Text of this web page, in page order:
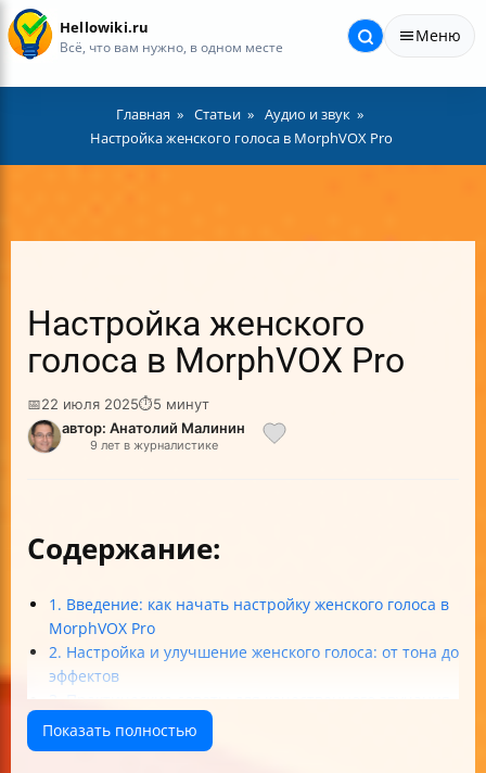
Hellowiki.ru
Всё, что вам нужно, в одном месте
Меню
Главная Статьи
Аудио и звук
Настройка женского голоса в MorphVOX Pro
Настройка женского
голоса в MorphVOX Pro
📅22 июля 2025⏱5 минут
автор: Анатолий Малинин
9 лет в журналистике
Содержание:
1. Введение: как начать настройку женского голоса в
MorphVOX Pro
2. Настройка и улучшение женского голоса: от тона до
эффектов
3. Практические советы для качественного звучания
женского голоса
4. Решение проблем и продвинутые советы
Показать полностью